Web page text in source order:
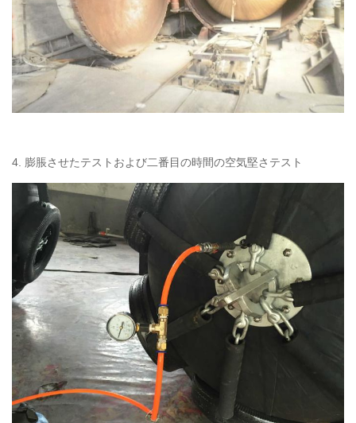
4. 膨脹させたテストおよび二番目の時間の空気堅さテスト